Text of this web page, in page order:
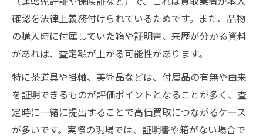
確認を法律上義務付けられているためです。また、品物
の購入時に付属していた箱や証明書、来歴が分かる資料
があれば、査定額が上がる可能性があります。
特に茶道具や掛軸、美術品などは、付属品の有無や由来
を証明できるものが評価ポイントとなることが多く、査
定時に一緒に提出することで高価買取につながるケース
が多いです。実際の現場では、証明書や箱がない場合で